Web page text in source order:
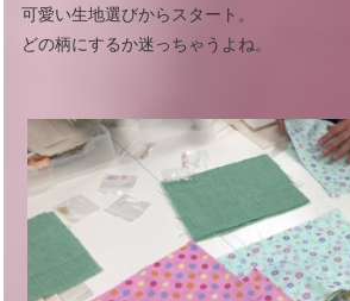
可愛い生地選びからスタート。
どの柄にするか迷っちゃうよね。